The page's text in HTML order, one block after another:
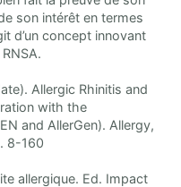
son intérêt en termes
d’un concept innovant
Allergic Rhinitis and
with the
and AllerGen). Allergy,
8-160
allergique. Ed. Impact